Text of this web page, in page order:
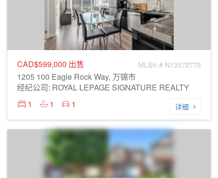
CAD$599,000 出售 MLS® # N13572776
1205 100 Eagle Rock Way, 万锦市
经纪公司: ROYAL LEPAGE SIGNATURE REALTY
1
1 1 详细